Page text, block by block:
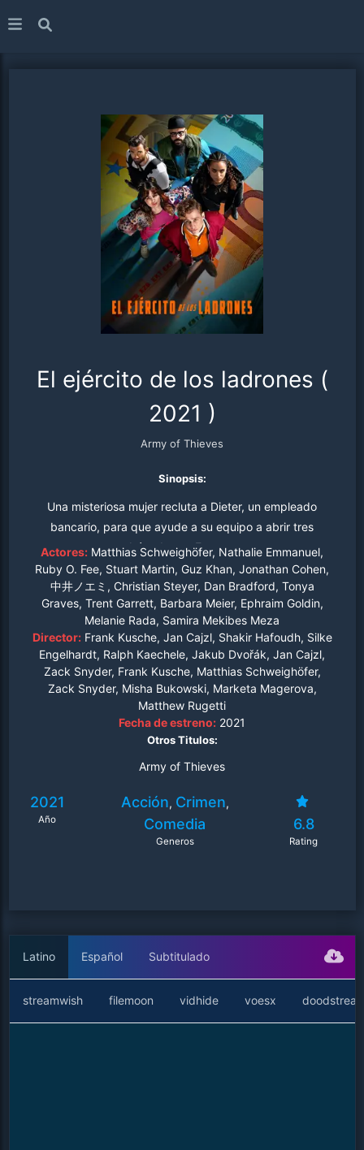
El ejército de los ladrones (
2021 )
Army of Thieves
Sinopsis:
Una misteriosa mujer recluta a Dieter, un empleado
bancario, para que ayude a su equipo a abrir tres
bóvedas en Europa.
Actores: Matthias Schweighöfer, Nathalie Emmanuel,
Ruby O. Fee, Stuart Martin, Guz Khan, Jonathan Cohen,
中井ノエミ, Christian Steyer, Dan Bradford, Tonya
Graves, Trent Garrett, Barbara Meier, Ephraim Goldin,
Melanie Rada, Samira Mekibes Meza
Director: Frank Kusche, Jan Cajzl, Shakir Hafoudh, Silke
Engelhardt, Ralph Kaechele, Jakub Dvořák, Jan Cajzl,
Zack Snyder, Frank Kusche, Matthias Schweighöfer,
Zack Snyder, Misha Bukowski, Marketa Magerova,
Matthew Rugetti
Fecha de estreno: 2021
Otros Titulos:
Army of Thieves
2021
Año
Acción, Crimen,
Comedia
Generos
6.8
Rating
Latino Español Subtitulado
streamwish filemoon vidhide voesx